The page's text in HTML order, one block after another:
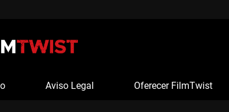
Aviso Legal Oferecer FilmTwist